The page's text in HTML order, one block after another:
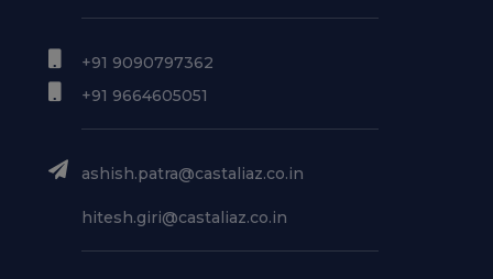
+91 9090797362
+91 9664605051
ashish.patra@castaliaz.co.in
hitesh.giri@castaliaz.co.in